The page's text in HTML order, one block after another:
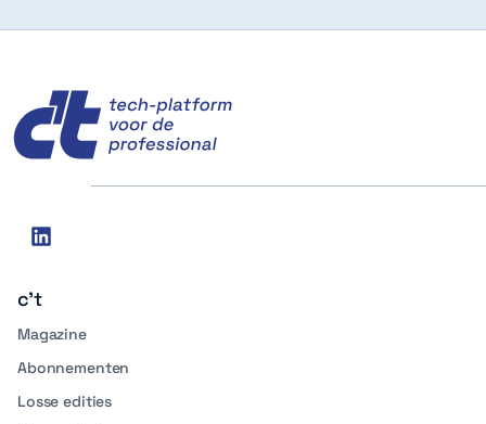
Social
linkedin
c't
Magazine
Abonnementen
Losse edities